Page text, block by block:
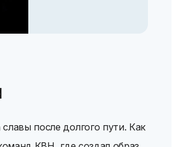
после долгого пути. Как